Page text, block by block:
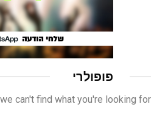
פופולרי
can't find what you're looking for.